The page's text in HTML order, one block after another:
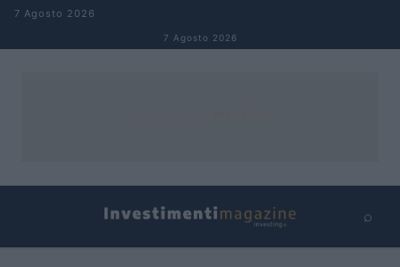
Salta al contenuto
7 Agosto 2026
7 Agosto 2026
⌕